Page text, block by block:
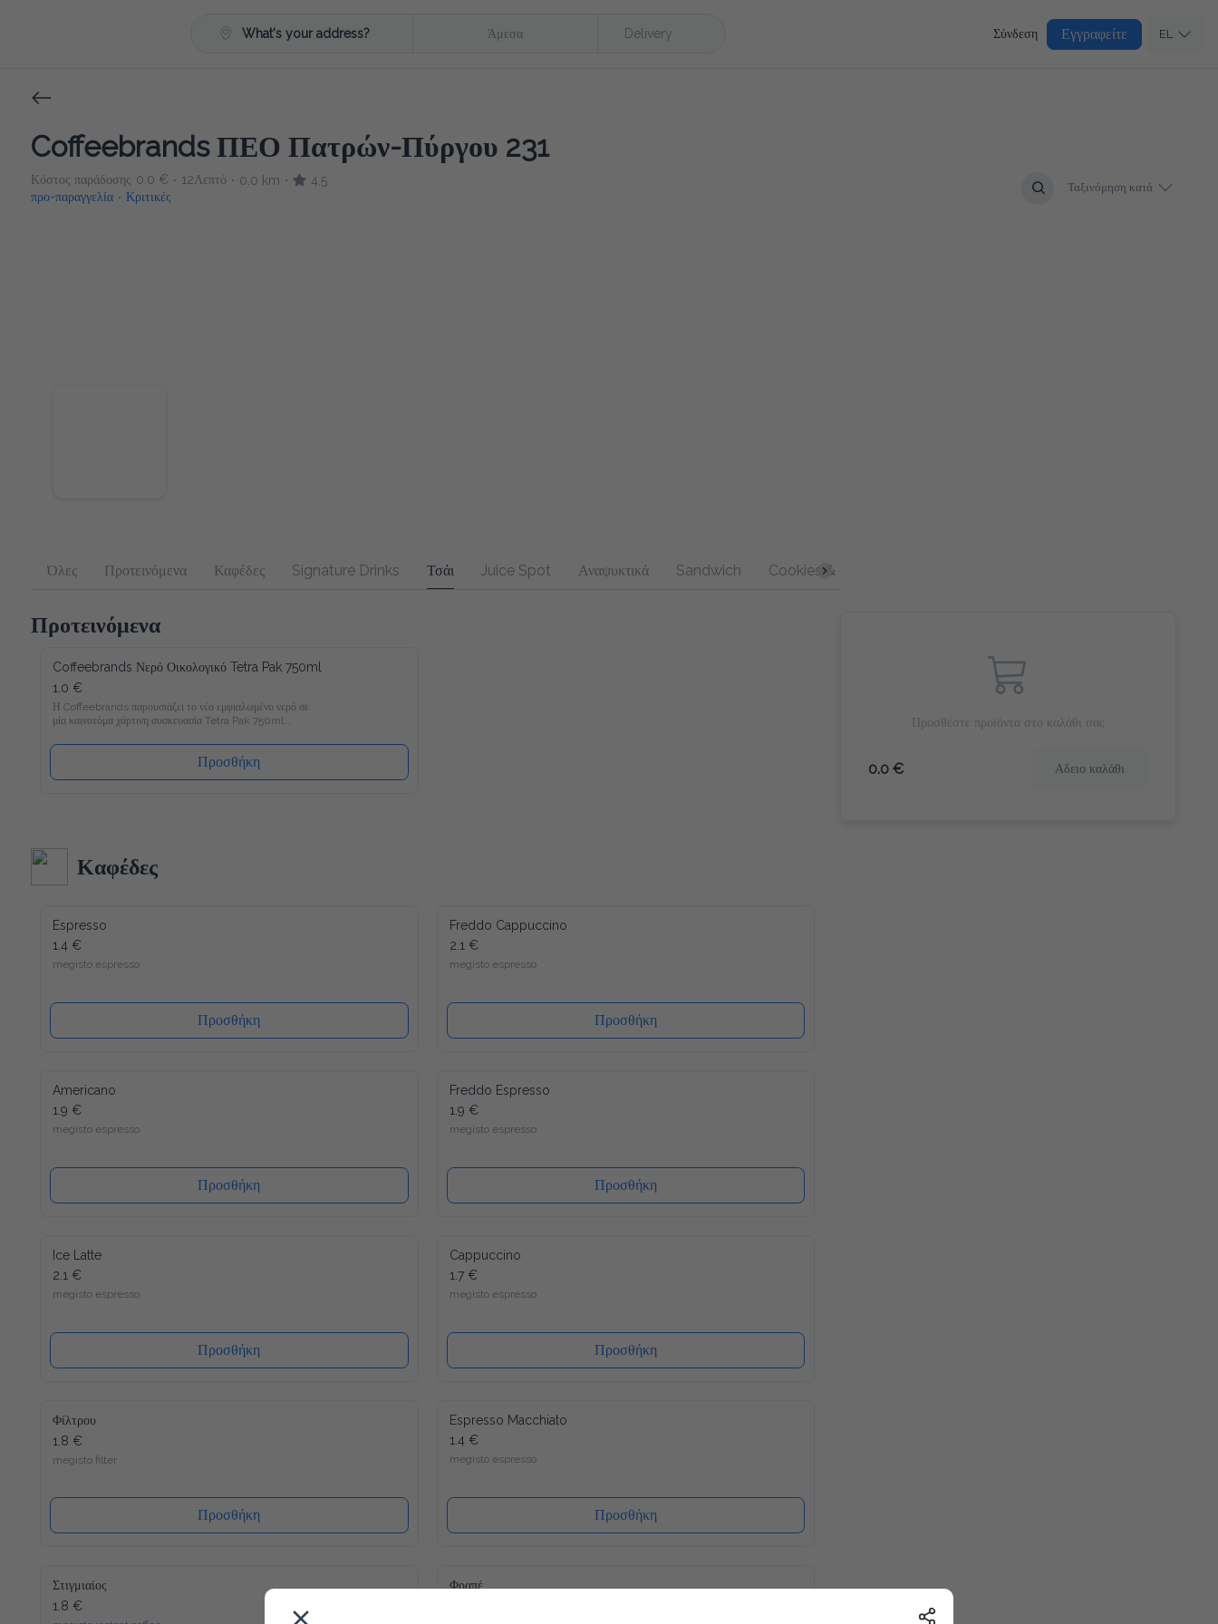
What's your address? Άμεσα Delivery Σύνδεση Εγγραφείτε EL
Coffeebrands ΠΕΟ Πατρών-Πύργου 231
Κόστος παράδοσης 0.0 € • 12Λεπτό • 0.0 km •
4.5
προ-παραγγελία • Κριτικές
Ταξινόμηση κατά
Όλες Προτεινόμενα Καφέδες Signature Drinks Τσάι Juice Spot Αναψυκτικά Sandwich Cookies & Bites
Προτεινόμενα
Coffeebrands Νερό Οικολογικό Tetra Pak 750ml
1.0 €
Η Coffeebrands παρουσιάζει το νέο εμφιαλωμένο νερό σε
μία καινοτόμα χάρτινη συσκευασία Tetra Pak 750ml.
ιδανικές αναλογίες μετάλλων και σε χάρτινη συσκευασία Tetra
Pak που θα επιτρέπει στους καταναλωτές μας να
απολαμβάνουν το εμφιαλωμένο νερό με νέο και φιλικό προς
λιγότερο δυνατό αντίκτυπο στο περιβάλλον. Ενώ ένα άλλο
πλεονέκτημα είναι ότι το καπάκι κλείνει ξανά, μετά από κάθε
χρήση, έτσι ώστε το νερό να διατηρείται πάντα φρέσκο ​​και
Προσθήκη
Καφέδες
Espresso
1.4 €
megisto espresso
Προσθήκη
Freddo Cappuccino
2.1 €
megisto espresso
Προσθήκη
Americano
1.9 €
megisto espresso
Προσθήκη
Freddo Espresso
1.9 €
megisto espresso
Προσθήκη
Ice Latte
2.1 €
megisto espresso
Προσθήκη
Cappuccino
1.7 €
megisto espresso
Προσθήκη
Φίλτρου
1.8 €
megisto filter
Προσθήκη
Espresso Macchiato
1.4 €
megisto espresso
Προσθήκη
Στιγμιαίος
1.8 €
Φραπέ
Προσθέστε προϊόντα στο καλάθι σας
0.0 € Αδειο καλάθι